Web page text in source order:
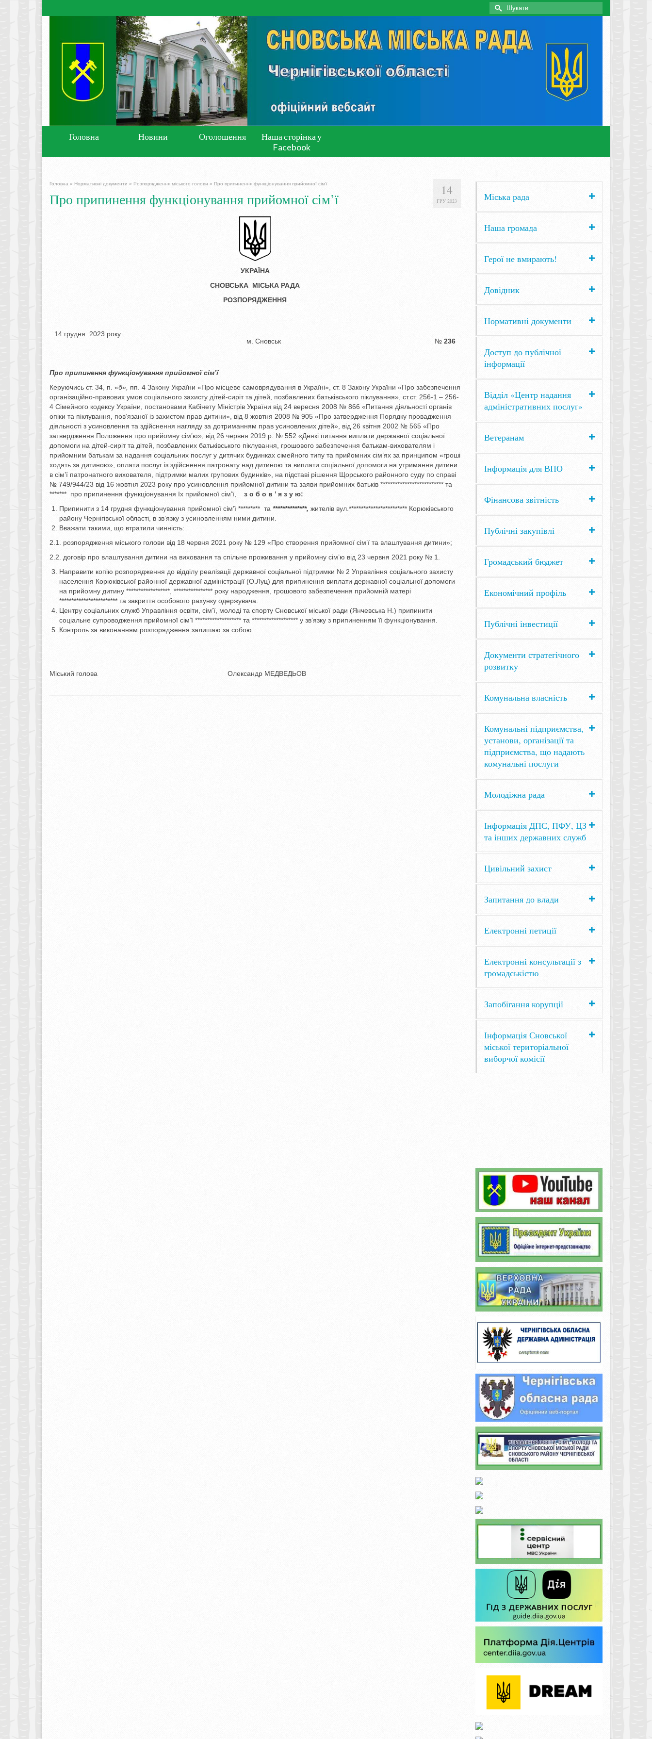
Search
for:
Головна Новини Оголошення
Наша сторінка у
Facebook
14
ГРУ 2023
Головна » Нормативні документи » Розпорядження міського голови » Про припинення функціонування прийомної сім’ї
Про припинення функціонування прийомної сім’ї
УКРАЇНА
СНОВСЬКА МІСЬКА РАДА
РОЗПОРЯДЖЕННЯ
14 грудня 2023 року
м. Сновськ
№ 236
Про припинення функціонування прийомної сім’ї
Керуючись ст. 34, п. «б», пп. 4 Закону України «Про місцеве самоврядування в Україні», ст. 8 Закону України «Про забезпечення
організаційно-правових умов соціального захисту дітей-сиріт та дітей, позбавлених батьківського піклування», ст.ст. 256-1 – 256-
4 Сімейного кодексу України, постановами Кабінету Міністрів України від 24 вересня 2008 № 866 «Питання діяльності органів
опіки та піклування, пов’язаної із захистом прав дитини», від 8 жовтня 2008 № 905 «Про затвердження Порядку провадження
діяльності з усиновлення та здійснення нагляду за дотриманням прав усиновлених дітей», від 26 квітня 2002 № 565 «Про
затвердження Положення про прийомну сім’ю», від 26 червня 2019 р. № 552 «Деякі питання виплати державної соціальної
допомоги на дітей-сиріт та дітей, позбавлених батьківського піклування, грошового забезпечення батькам-вихователям і
прийомним батькам за надання соціальних послуг у дитячих будинках сімейного типу та прийомних сім’ях за принципом «гроші
ходять за дитиною», оплати послуг із здійснення патронату над дитиною та виплати соціальної допомоги на утримання дитини
в сім’ї патронатного вихователя, підтримки малих групових будинків», на підставі рішення Щорського районного суду по справі
№ 749/944/23 від 16 жовтня 2023 року про усиновлення прийомної дитини та заяви прийомних батьків ************************** та
******* про припинення функціонування їх прийомної сім’ї, з о б о в ’ я з у ю:
Припинити з 14 грудня функціонування прийомної сім’ї ********* та **************, жителів вул.************************ Корюківського
району Чернігівської області, в зв’язку з усиновленням ними дитини.
Вважати такими, що втратили чинність:
2.1. розпорядження міського голови від 18 червня 2021 року № 129 «Про створення прийомної сім’ї та влаштування дитини»;
2.2. договір про влаштування дитини на виховання та спільне проживання у прийомну сім’ю від 23 червня 2021 року № 1.
Направити копію розпорядження до відділу реалізації державної соціальної підтримки № 2 Управління соціального захисту
населення Корюківської районної державної адміністрації (О.Луц) для припинення виплати державної соціальної допомоги
на прийомну дитину ******************, **************** року народження, грошового забезпечення прийомній матері
************************ та закриття особового рахунку одержувача.
Центру соціальних служб Управління освіти, сім’ї, молоді та спорту Сновської міської ради (Янчевська Н.) припинити
соціальне супроводження прийомної сім’ї ******************* та ******************* у зв’язку з припиненням її функціонування.
Контроль за виконанням розпорядження залишаю за собою.
Міський голова Олександр МЕДВЕДЬОВ
Міська рада
Наша громада
Герої не вмирають!
Довідник
Нормативні документи
Доступ до публічної
інформації
Відділ «Центр надання
адміністративних послуг»
Ветеранам
Інформація для ВПО
Фінансова звітність
Публічні закупівлі
Громадський бюджет
Економічний профіль
Публічні інвестиції
Документи стратегічного
розвитку
Комунальна власність
Комунальні підприємства,
установи, організації та
підприємства, що надають
комунальні послуги
Молодіжна рада
Інформація ДПС, ПФУ, ЦЗ
та інших державних служб
Цивільний захист
Запитання до влади
Електронні петиції
Електронні консультації з
громадськістю
Запобігання корупції
Інформація Сновської
міської територіальної
виборчої комісії